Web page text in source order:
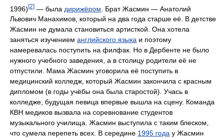
1996)[2] — была дирижёром . Брат Жасмин — Анатолий
Львович Манахимов, который на два года старше её. В детстве
Жасмин не думала становиться артисткой. Она хотела
заняться изучением английского языка и поэтому
намеревалась поступить на филфак. Но в Дербенте не было
нужного учебного заведения, а в столицу родители её не
отпустили. Мама Жасмин уговорила её поступить в
медицинский колледж, который Жасмин закончила с красным
дипломом (в годы учёбы она была старостой). Учась в
колледже, будущая певица впервые вышла на сцену. Команда
КВН медиков вызвала на соревнование студентов
музыкального училища. Жасмин выступила с таким блеском,
что сумела перепеть всех. В середине 1995 года у Жасмин